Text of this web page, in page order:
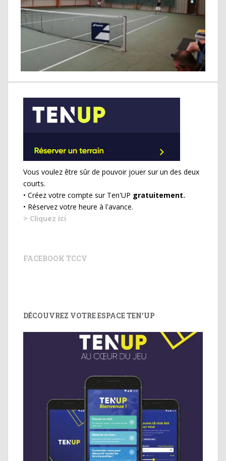
Vous voulez être sûr de pouvoir jouer sur un des deux
courts.
• Créez votre compte sur Ten'UP gratuitement.
• Réservez votre heure à l'avance.
> Cliquez ici
FACEBOOK TCCV
DÉCOUVREZ VOTRE ESPACE TEN’UP